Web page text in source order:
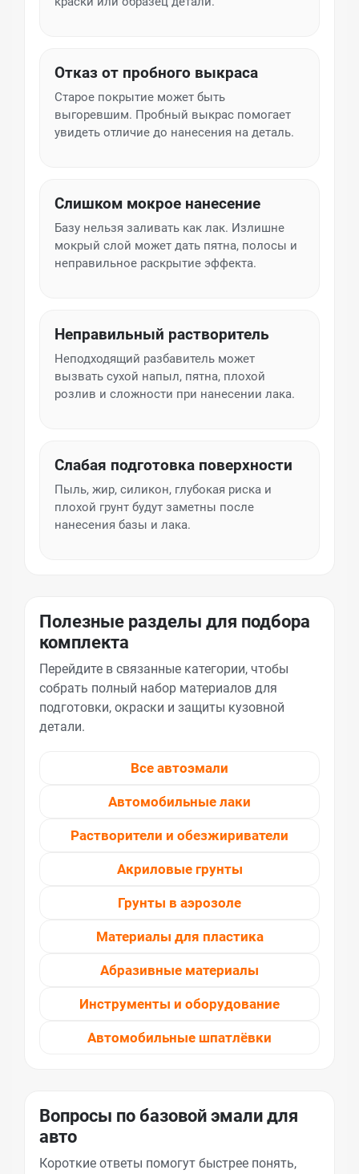
Отказ от пробного выкраса
Старое покрытие может быть
выгоревшим. Пробный выкрас помогает
увидеть отличие до нанесения на деталь.
Слишком мокрое нанесение
Базу нельзя заливать как лак. Излишне
мокрый слой может дать пятна, полосы и
неправильное раскрытие эффекта.
Неправильный растворитель
Неподходящий разбавитель может
вызвать сухой напыл, пятна, плохой
розлив и сложности при нанесении лака.
Слабая подготовка поверхности
Пыль, жир, силикон, глубокая риска и
плохой грунт будут заметны после
нанесения базы и лака.
Полезные разделы для подбора
комплекта
Перейдите в связанные категории, чтобы
собрать полный набор материалов для
подготовки, окраски и защиты кузовной
детали.
Все автоэмали
Автомобильные лаки
Растворители и обезжириватели
Акриловые грунты
Грунты в аэрозоле
Материалы для пластика
Абразивные материалы
Инструменты и оборудование
Автомобильные шпатлёвки
Вопросы по базовой эмали для
авто
Короткие ответы помогут быстрее понять,